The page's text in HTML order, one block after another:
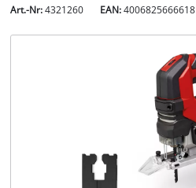
Art.-Nr: 4321260 EAN:4006825666618